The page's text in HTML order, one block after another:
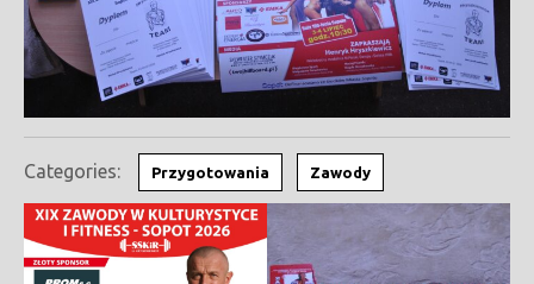
Categories: Przygotowania Zawody